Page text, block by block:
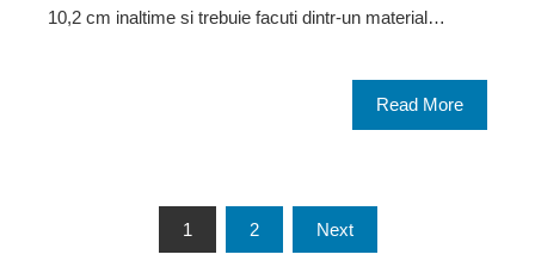
10,2 cm inaltime si trebuie facuti dintr-un material…
Read More
Paginație
1 2 Next